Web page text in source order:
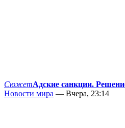
СюжетАдские санкции.
Новости мира — Вчера, 23:14